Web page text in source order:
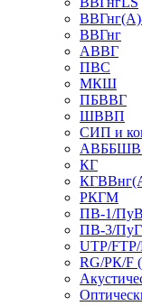
ВВГнг
АВВГ
ПВС
МКШ
ПБВВГ
ШВВП
СИП и
АВББШВ
КГ
РКГМ
ПВ-1/ПуВ
ПВ-3/
UTP/
RG/РК/F